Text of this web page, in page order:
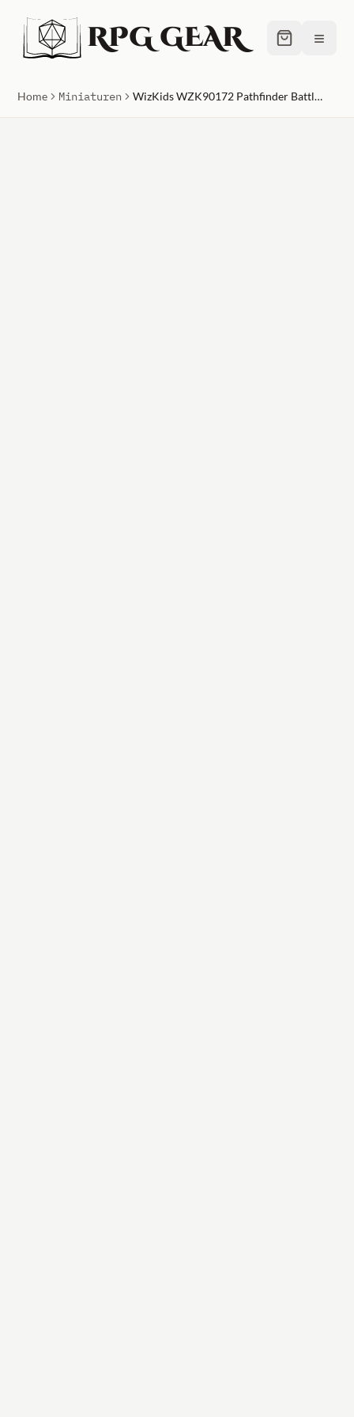
RPG GEAR ≡
Home Miniaturen WizKids WZK90172 Pathfinder Battles Deep Cuts Goblin Fighter Male W13 Miniatures